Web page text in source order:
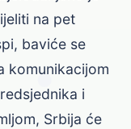
na pet
baviće se
komunikacijom
i
Srbija će